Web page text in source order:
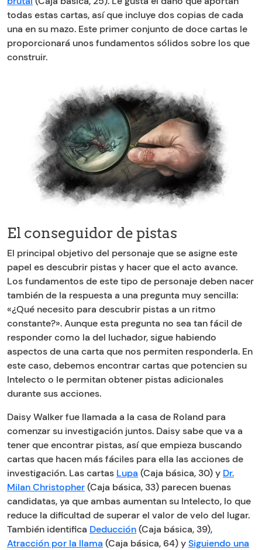
todas estas cartas, así que incluye dos copias de cada
una en su mazo. Este primer conjunto de doce cartas le
proporcionará unos fundamentos sólidos sobre los que
construir.
El conseguidor de pistas
El principal objetivo del personaje que se asigne este
papel es descubrir pistas y hacer que el acto avance.
Los fundamentos de este tipo de personaje deben nacer
también de la respuesta a una pregunta muy sencilla:
«¿Qué necesito para descubrir pistas a un ritmo
constante?». Aunque esta pregunta no sea tan fácil de
responder como la del luchador, sigue habiendo
aspectos de una carta que nos permiten responderla. En
este caso, debemos encontrar cartas que potencien su
Intelecto o le permitan obtener pistas adicionales
durante sus acciones.
Daisy Walker fue llamada a la casa de Roland para
comenzar su investigación juntos. Daisy sabe que va a
tener que encontrar pistas, así que empieza buscando
cartas que hacen más fáciles para ella las acciones de
investigación. Las cartas Lupa (Caja básica, 30) y Dr.
Milan Christopher(Caja básica, 33) parecen buenas
candidatas, ya que ambas aumentan su Intelecto, lo que
reduce la dificultad de superar el valor de velo del lugar.
También identifica Deducción(Caja básica, 39),
Atracción por la llama (Caja básica, 64) ySiguiendo una